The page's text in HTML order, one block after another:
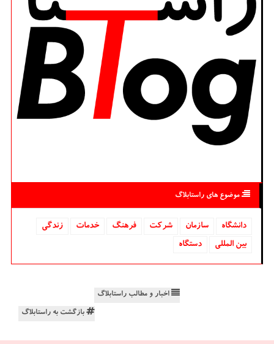
موضوع های راستابلاگ
دانشگاه‌ سازمان شركت فرهنگ خدمات
زندگی
بین المللی
دستگاه
اخبار و مطالب راستابلاگ
بازگشت به راستابلاگ